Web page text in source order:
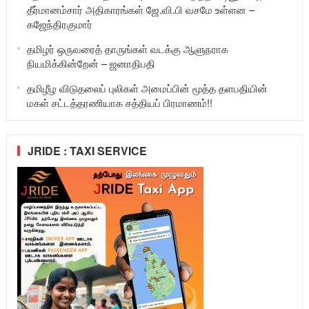
தீர்மானம்சார் அதிகாரங்கள் ஜே.வி.பி வசமே உள்ளன –
கஜேந்திரகுமார்
தமிழர் ஒருவரைத் தாருங்கள் வடக்கு ஆளுநராக
நியமிக்கின்றேன் – ஜனாதிபதி
தமிழீழ விடுதலைப் புலிகள் அமைப்பின் மூத்த தளபதியின்
மகள் சட்டத்தரணியாக சத்தியப் பிரமாணம்!!
JRIDE : TAXI SERVICE